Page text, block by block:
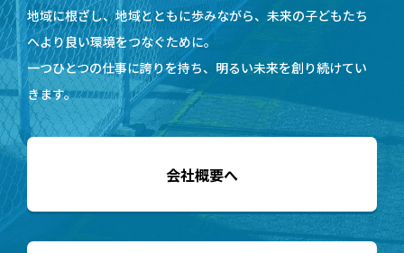
地域に根ざし、地域とともに歩みながら、未来の子どもたち
へより良い環境をつなぐために。
一つひとつの仕事に誇りを持ち、明るい未来を創り続けてい
きます。
会社概要へ